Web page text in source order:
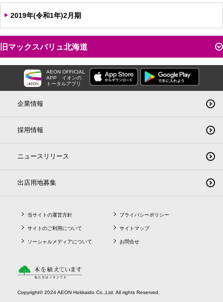
2019年(令和1年)2月期
旧マックスバリュ北海道
AEON OFFICIAL
APP
イオンの
トータルアプリ
企業情報
採用情報
ニュースリリース
出店用地募集
当サイトの運営方針
サイトのご利用について
ソーシャルメディアについて
プライバシーポリシー
サイトマップ
お問合せ
Copyright© 2024 AEON Hokkaido Co.,Ltd. All rights Reserved.